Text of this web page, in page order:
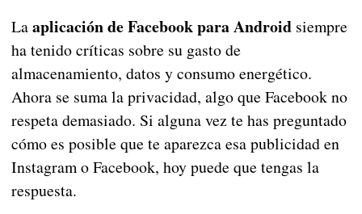
Laaplicación de Facebook para Androidsiempre
ha tenido críticas sobre su gasto de
almacenamiento, datos y consumo energético.
Ahora se suma la privacidad, algo que Facebook no
respeta demasiado. Si alguna vez te has preguntado
cómo es posible que te aparezca esa publicidad en
Instagram o Facebook, hoy puede que tengas la
respuesta.